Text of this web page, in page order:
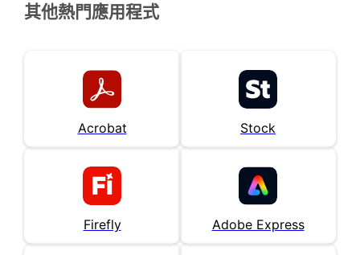
其他熱門應用程式
Acrobat Stock
Firefly Adobe Express